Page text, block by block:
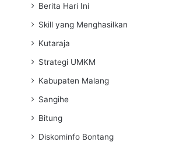
Berita Hari Ini
Skill yang Menghasilkan
Kutaraja
Strategi UMKM
Kabupaten Malang
Sangihe
Bitung
Diskominfo Bontang